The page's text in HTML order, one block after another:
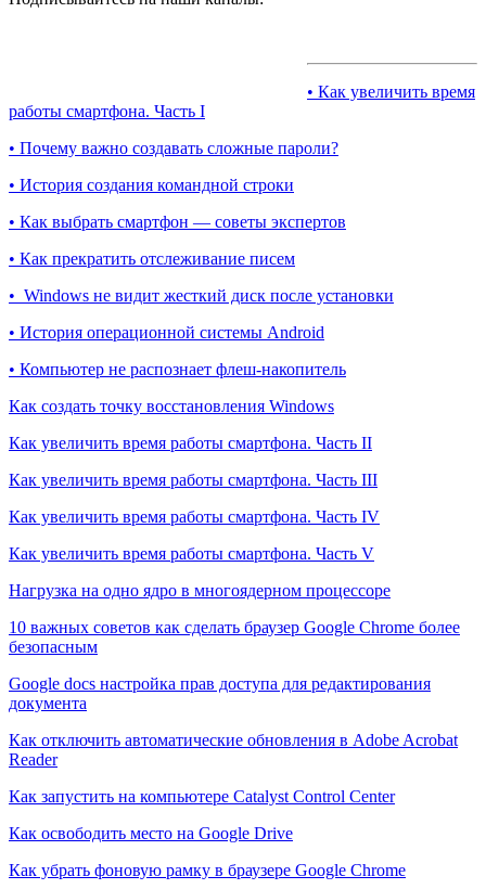
• Как увеличить время
работы смартфона. Часть I
• Почему важно создавать сложные пароли?
• История создания командной строки
• Как выбрать смартфон — советы экспертов
• Как прекратить отслеживание писем
• Windows не видит жесткий диск после установки
• История операционной системы Android
• Компьютер не распознает флеш-накопитель
Как создать точку восстановления Windows
Как увеличить время работы смартфона. Часть II
Как увеличить время работы смартфона. Часть III
Как увеличить время работы смартфона. Часть IV
Как увеличить время работы смартфона. Часть V
Нагрузка на одно ядро в многоядерном процессоре
10 важных советов как сделать браузер Google Chrome более
безопасным
Google docs настройка прав доступа для редактирования
документа
Как отключить автоматические обновления в Adobe Acrobat
Reader
Как запустить на компьютере Catalyst Control Center
Как освободить место на Google Drive
Как убрать фоновую рамку в браузере Google Chrome